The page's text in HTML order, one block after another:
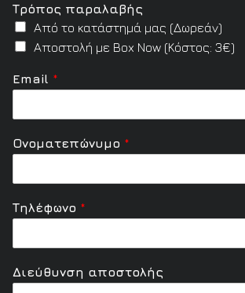
Τρόπος παραλαβής
Από το κατάστημά μας (Δωρεάν)
Αποστολή με Box Now (Κόστος: 3€)
Email *
Ονοματεπώνυμο *
Τηλέφωνο *
Διεύθυνση αποστολής